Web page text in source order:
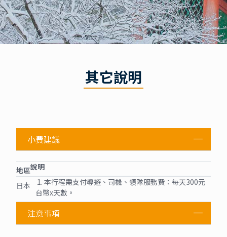
其它說明
小費建議
地區說明
日本
1. 本行程需支付導遊、司機、領隊服務費：每天300元
台幣x天數。
注意事項